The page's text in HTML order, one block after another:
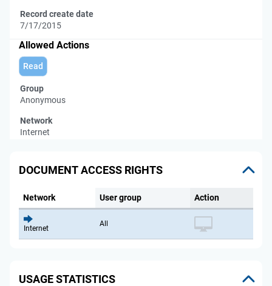
Record create date
7/17/2015
Allowed Actions
Read
Group
Anonymous
Network
Internet
DOCUMENT ACCESS RIGHTS
Network User group Action
Internet
All
USAGE STATISTICS